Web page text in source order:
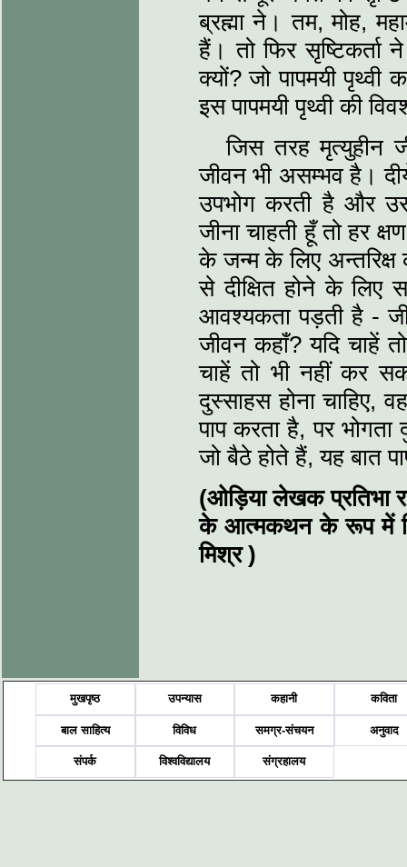
ब्रह्मा ने। तम, मोह,
हैं। तो फिर सृष्टिकर्ता
क्यों? जो पापमयी
इस पापमयी पृथ्वी की
जिस तरह मृत्युहीन
जीवन भी असम्भव है।
उपभोग करती है और
जीना चाहती हूँ तो हर
के जन्म के लिए अन्तरिक्ष
से दीक्षित होने के लिए
आवश्यकता पड़ती है -
जीवन कहाँ? यदि चाहें
चाहें तो भी नहीं कर
दुस्साहस होना चाहिए,
पाप करता है, पर
जो बैठे होते हैं, यह बात
(ओड़िया लेखक प्रतिभा
के आत्मकथन के रूप में
मिश्र )
मुखपृष्ठ उपन्यास कहानी कविता
बाल साहित्य विविध समग्र-संचयन अनुवाद
संपर्क विश्वविद्यालय संग्रहालय